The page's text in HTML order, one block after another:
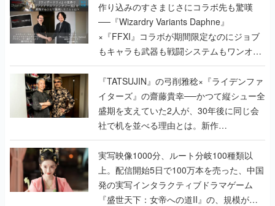
作り込みのすさまじさにコラボ先も驚嘆
──『Wizardry Variants Daphne』
×『FFXI』コラボが期間限定なのにジョブ
もキャラも武器も戦闘システムもワンオフ
で作り込まれた理由を両ディレクターに聞
く
『TATSUJIN』の弓削雅稔×『ライデンファ
イターズ』の齋藤貴幸──かつて縦シュー全
盛期を支えていた2人が、30年後に同じ会
社で机を並べる理由とは。新作
『TATSUJIN EXTREME』で初タッグを組
んだレジェンド2人に訊く開発秘話
実写映像1000分、ルート分岐100種類以
上。配信開始5日で100万本を売った、中国
発の実写インタラクティブドラマゲーム
『盛世天下：女帝への道II』の、規模が違